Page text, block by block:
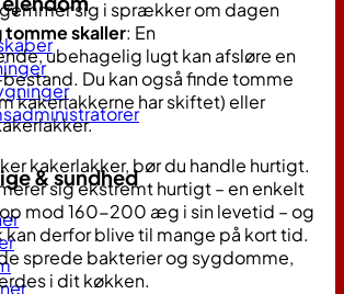
& sundhed
sig i sprækker om dagen​
tomme skaller: En
ubehagelig lugt kan afsløre en
Du kan også finde tomme
kakerlakkerne har skiftet) eller
kakerlakker, bør du handle hurtigt.
sig ekstremt hurtigt – en enkelt
mod 160-200 æg i sin levetid​ – og
kan derfor blive til mange på kort tid​.
sprede bakterier og sygdomme,
i dit køkken​.